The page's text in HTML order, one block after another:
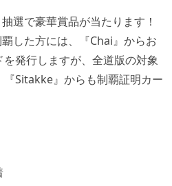
選で豪華賞品が当たります！
した方には、『Chai』からお
発行しますが、全道版の対象
Sitakke』からも制覇証明カー